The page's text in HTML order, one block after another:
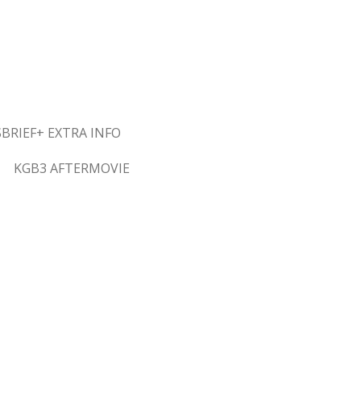
EXTRA INFO
KGB3 AFTERMOVIE